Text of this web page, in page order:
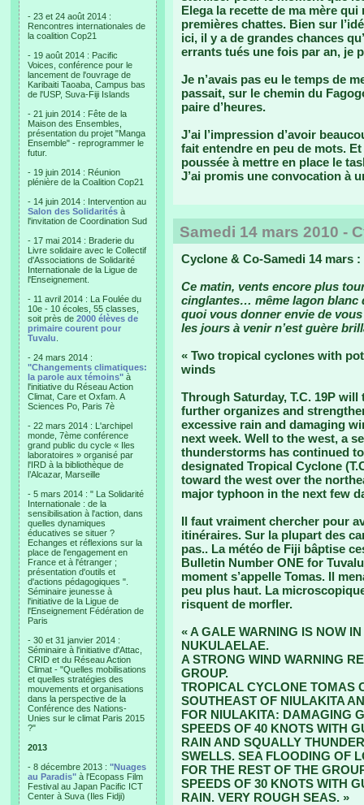
- 23 et 24 août 2014 :
Rencontres internationales de
la coalition Cop21
- 19 août 2014 : Pacific
Voices, conférence pour le
lancement de l'ouvrage de
Karibaiti Taoaba, Campus bas
de l'USP, Suva-Fiji Islands
- 21 juin 2014 : Fête de la
Maison des Ensembles,
présentation du projet "Manga
Ensemble" - reprogrammer le
futur.
- 19 juin 2014 : Réunion
plénière de la Coalition Cop21
- 14 juin 2014 : Intervention au
Salon des Solidarités à
l'invitation de Coordination Sud
- 17 mai 2014 : Braderie du
Livre solidaire avec le Collectif
d'Associations de Solidarité
Internationale de la Ligue de
l'Enseignement.
- 11 avril 2014 : La Foulée du
10e - 10 écoles, 55 classes,
soit près de 2000 élèves de
primaire courent pour
Tuvalu
- 24 mars 2014 :
"Changements climatiques:
la parole aux témoins" à
l'initiative du Réseau Action
Climat, Care et Oxfam. A
Sciences Po, Paris 7è
- 22 mars 2014 : L'archipel
monde, 7ème conférence
grand public du cycle « Iles
laboratoires » organisé par
l'IRD à la bibliothèque de
l’Alcazar, Marseille
- 5 mars 2014 : " La Solidarité
Internationale : de la
sensibilisation à l'action, dans
quelles dynamiques
éducatives se situer ?
Echanges et réflexions sur la
place de l'engagement en
France et à l'étranger ;
présentation d'outils et
d'actions pédagogiques ".
Séminaire jeunesse à
l'initiative de la Ligue de
l'Enseignement Fédération de
Paris
- 30 et 31 janvier 2014 :
Séminaire à l'initiative d'Attac,
CRID et du Réseau Action
Climat - "Quelles mobilisations
et quelles stratégies des
mouvements et organisations
dans la perspective de la
Conférence des Nations-
Unies sur le climat Paris 2015
?"
2013
- 8 décembre 2013 : "Nuages
au Paradis" à l'Ecopass Film
Festival au Japan Pacific ICT
Center à Suva (Iles Fidji)
Elega la recette de ma mère
premières chattes. Bien sur
ici, il y a de grandes chances
errants tués une fois par an, je
Je n’avais pas eu le temps de
passait, sur le chemin du
paire d’heures.
J’ai l’impression d’avoir
fait entendre en peu de mots.
poussée à mettre en place le
J’ai promis une convocation à
Samedi 14 mars 2010 -
Cyclone & Co-Samedi 14 mars :
Ce matin, vents encore plus
cinglantes… même lagon blanc
quoi vous donner envie de
les jours à venir n’est guère
« Two tropical cyclones with
winds
Through Saturday, T.C. 19P
further organizes and
excessive rain and damaging
next week. Well to the west, a
thunderstorms has continued
designated Tropical Cyclone
toward the west over the
major typhoon in the next few
Il faut vraiment chercher pour
itinéraires. Sur la plupart des
pas.. La météo de Fiji bâptise
Bulletin Number ONE for
moment s’appelle Tomas. Il
peu plus haut. La
risquent de morfler.
« A GALE WARNING IS NOW
NUKULAELAE.
A STRONG WIND WARNING
GROUP.
TROPICAL CYCLONE TOMAS
SOUTHEAST OF NIULAKITA
FOR NIULAKITA: DAMAGING
SPEEDS OF 40 KNOTS WITH
RAIN AND SQUALLY
SWELLS. SEA FLOODING OF
FOR THE REST OF THE
SPEEDS OF 30 KNOTS WITH
RAIN. VERY ROUGH SEAS. »